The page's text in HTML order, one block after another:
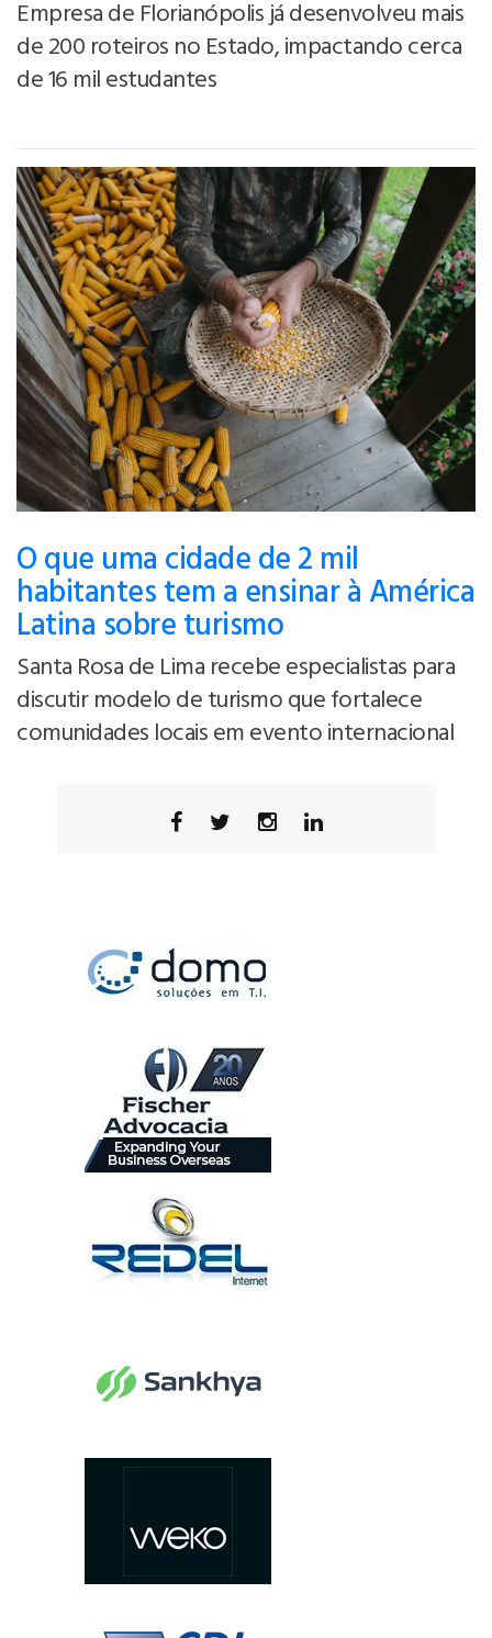
Empresa de Florianópolis já desenvolveu mais
de 200 roteiros no Estado, impactando cerca
de 16 mil estudantes
O que uma cidade de 2 mil
habitantes tem a ensinar à América
Latina sobre turismo
Santa Rosa de Lima recebe especialistas para
discutir modelo de turismo que fortalece
comunidades locais em evento internacional